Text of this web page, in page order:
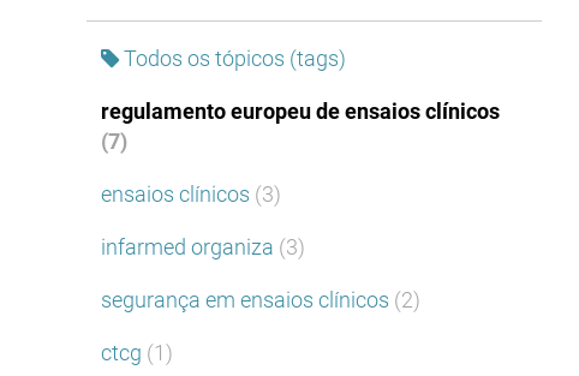
Todos os tópicos (tags)
regulamento europeu de ensaios clínicos
(7)
ensaios clínicos (3)
infarmed organiza (3)
segurança em ensaios clínicos (2)
ctcg (1)